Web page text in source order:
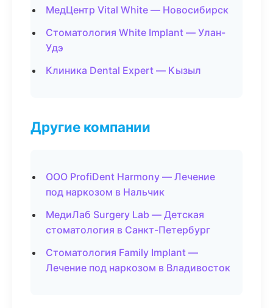
МедЦентр Vital White — Новосибирск
Стоматология White Implant — Улан-
Удэ
Клиника Dental Expert — Кызыл
Другие компании
ООО ProfiDent Harmony — Лечение
под наркозом в Нальчик
МедиЛаб Surgery Lab — Детская
стоматология в Санкт-Петербург
Стоматология Family Implant —
Лечение под наркозом в Владивосток